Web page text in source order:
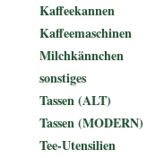
Kaffeekannen
Kaffeemaschinen
Milchkännchen
sonstiges
Tassen (ALT)
Tassen (MODERN)
Tee-Utensilien